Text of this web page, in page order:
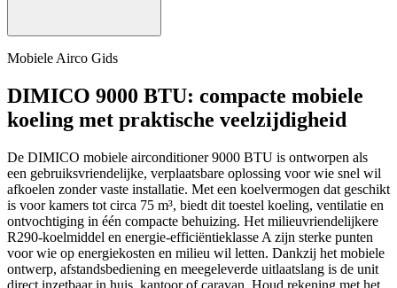
Mobiele Airco Gids
DIMICO 9000 BTU: compacte mobiele
koeling met praktische veelzijdigheid
De DIMICO mobiele airconditioner 9000 BTU is ontworpen als
een gebruiksvriendelijke, verplaatsbare oplossing voor wie snel wil
afkoelen zonder vaste installatie. Met een koelvermogen dat geschikt
is voor kamers tot circa 75 m³, biedt dit toestel koeling, ventilatie en
ontvochtiging in één compacte behuizing. Het milieuvriendelijkere
R290-koelmiddel en energie-efficiëntieklasse A zijn sterke punten
voor wie op energiekosten en milieu wil letten. Dankzij het mobiele
ontwerp, afstandsbediening en meegeleverde uitlaatslang is de unit
direct inzetbaar in huis, kantoor of caravan. Houd rekening met het